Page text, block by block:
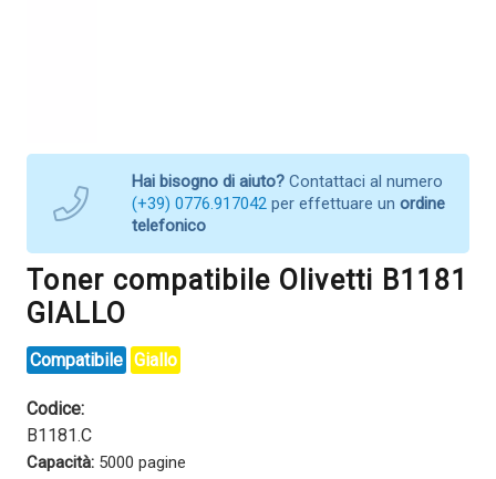
Hai bisogno di aiuto? Contattaci al numero
(+39) 0776.917042 per effettuare un ordine
telefonico
Toner compatibile Olivetti B1181
GIALLO
Compatibile Giallo
Codice:
B1181.C
Capacità: 5000 pagine